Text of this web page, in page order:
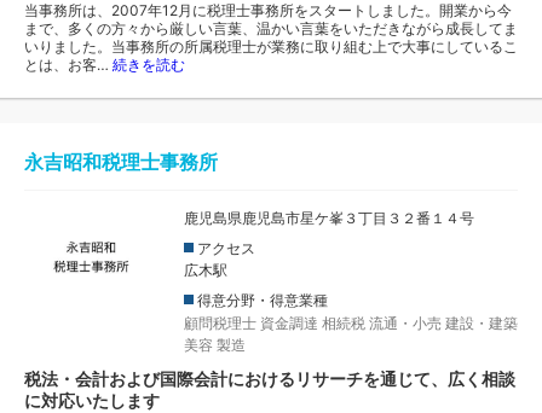
当事務所は、2007年12月に税理士事務所をスタートしました。開業から今
まで、多くの方々から厳しい言葉、温かい言葉をいただきながら成長してま
いりました。当事務所の所属税理士が業務に取り組む上で大事にしているこ
とは、お客… 続きを読む
永吉昭和税理士事務所
鹿児島県鹿児島市星ケ峯３丁目３２番１４号
アクセス
広木駅
得意分野・得意業種
顧問税理士 資金調達 相続税 流通・小売 建設・建築
美容 製造
税法・会計および国際会計におけるリサーチを通じて、広く相談
に対応いたします